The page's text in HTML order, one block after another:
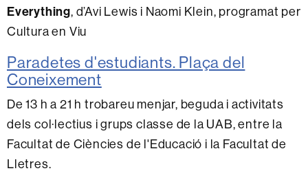
Everything, d’Avi Lewis i Naomi Klein, programat per
Cultura en Viu
Paradetes d'estudiants. Plaça del
Coneixement
De 13 h a 21 h trobareu menjar, beguda i activitats
dels col·lectius i grups classe de la UAB, entre la
Facultat de Ciències de l'Educació i la Facultat de
Lletres.